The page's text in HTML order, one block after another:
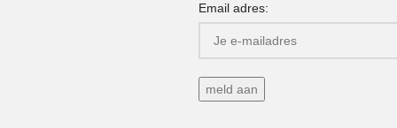
Email adres: